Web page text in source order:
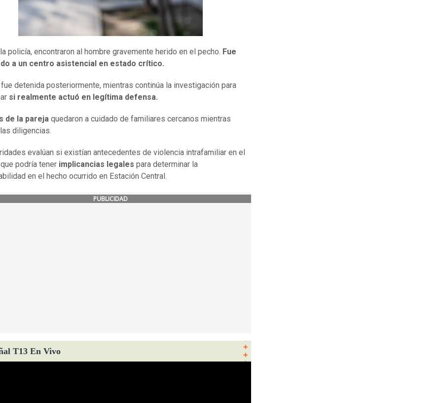
policía, encontraron al hombre gravemente herido en el pecho. Fue
a un centro asistencial en estado crítico.
detenida posteriormente, mientras continúa la investigación para
si realmente actuó en legítima defensa.
de la pareja quedaron a cuidado de familiares cercanos mientras
diligencias.
evalúan si existían antecedentes de violencia intrafamiliar en el
podría tener implicancias legales para determinar la
en el hecho ocurrido en Estación Central.
PUBLICIDAD
T13 En Vivo